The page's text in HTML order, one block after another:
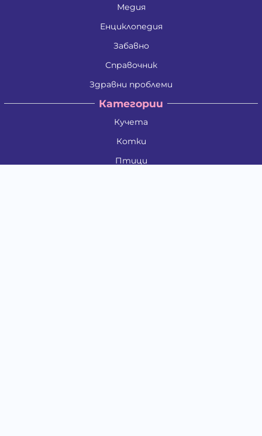
Медия
Енциклопедия
Забавно
Справочник
Здравни проблеми
Категории
Кучета
Котки
Птици